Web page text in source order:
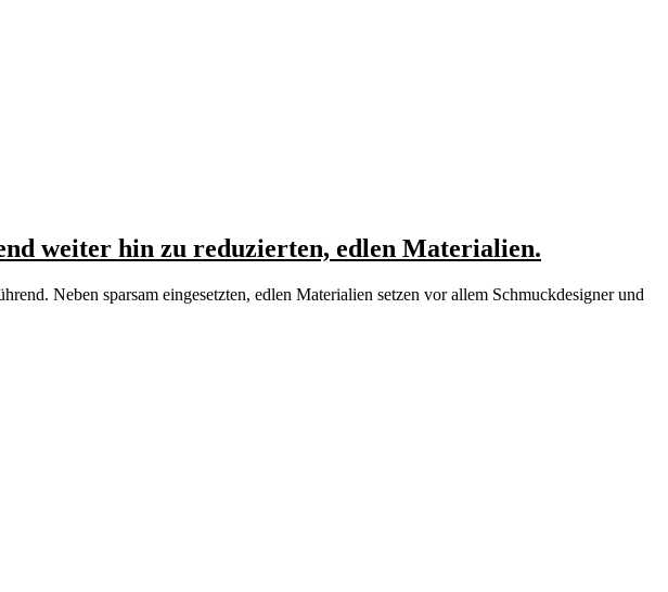
weiter hin zu reduzierten, edlen Materialien.
Neben sparsam eingesetzten, edlen Materialien setzen vor allem Schmuckdesigner und